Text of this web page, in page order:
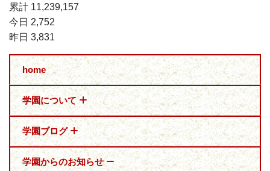
累計 11,239,157
今日 2,752
昨日 3,831
home
学園について
学園ブログ
学園からのお知らせ